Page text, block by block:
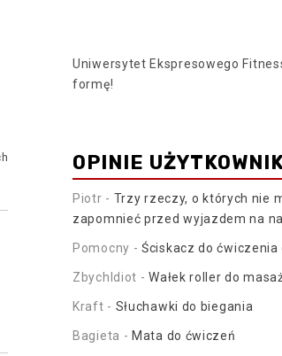
Uniwersytet Ekspresowego
formę!
OPINIE
Piotr - Trzy rzeczy, o których nie
zapomnieć przed wyjazdem na
Pomocny -Ściskacz do ćwiczenia
ZbychIdiot -Wałek roller do
Kraft - Słuchawki do biegania
Bagieta - Mata do ćwiczeń